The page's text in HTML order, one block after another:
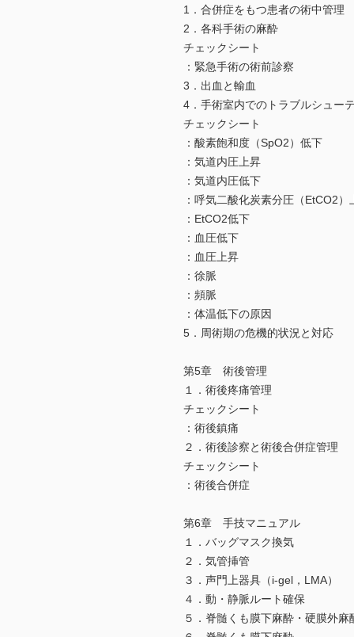
1．合併症をもつ患者の術中管理
2．各科手術の麻酔
チェックシート
：緊急手術の術前診察
3．出血と輸血
4．手術室内でのトラブルシュー
チェックシート
：酸素飽和度（SpO2）低下
：気道内圧上昇
：気道内圧低下
：呼気二酸化炭素分圧（EtCO2）
：EtCO2低下
：血圧低下
：血圧上昇
：徐脈
：頻脈
：体温低下の原因
5．周術期の危機的状況と対応
第5章 術後管理
１．術後疼痛管理
チェックシート
：術後鎮痛
２．術後診察と術後合併症管理
チェックシート
：術後合併症
第6章 手技マニュアル
１．バッグマスク換気
２．気管挿管
３．声門上器具（i-gel，LMA）
４．動・静脈ルート確保
５．脊髄くも膜下麻酔・硬膜外